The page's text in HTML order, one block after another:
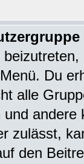
Du
alle
zulässt,
den